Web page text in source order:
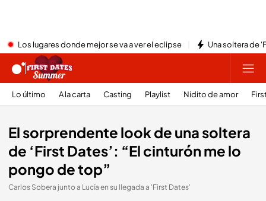
Los lugares donde mejor se va a ver el eclipse Una soltera de
Lo último A la carta Casting Playlist Nidito de amor
El sorprendente look de una soltera
de ‘First Dates’: “El cinturón me lo
pongo de top”
Carlos Sobera junto a Lucía en su llegada a 'First Dates'